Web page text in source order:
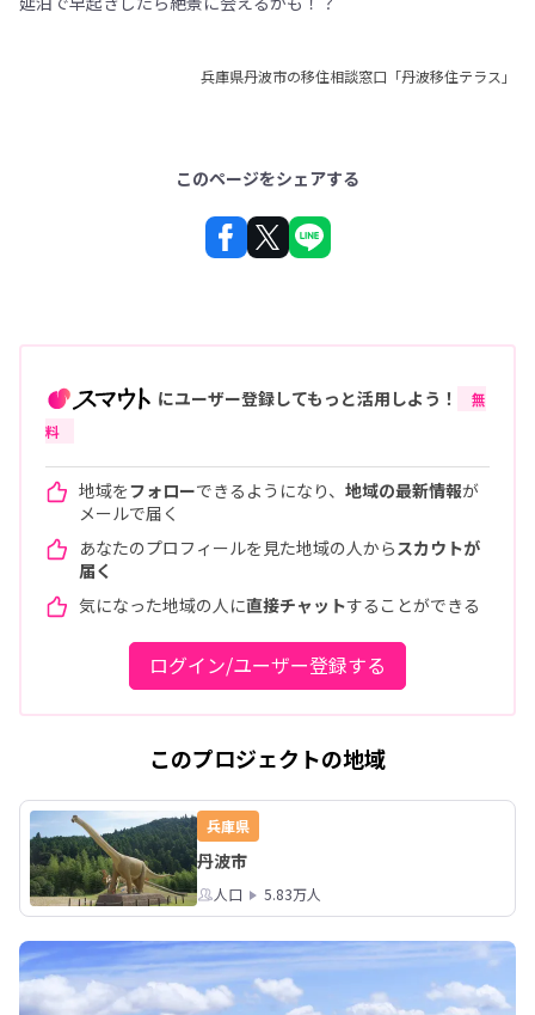
兵庫県丹波市の移住相談窓口「丹波移住テラス」
このページをシェアする
にユーザー登録してもっと活用しよう！
無
料
地域をフォローできるようになり、 地域の最新情報が
メールで届く
あなたのプロフィールを見た地域の人から スカウトが
届く
気になった地域の人に直接チャットすることができる
ログイン/ユーザー登録する
このプロジェクトの地域
兵庫県
丹波市
人口 5.83万人